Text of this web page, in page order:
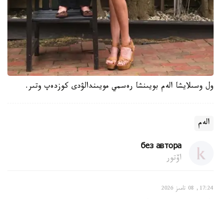
ول وسىلايشا الەم بويىنشا رەسمي مويىندالۋدى كوزدەپ وتىر.
الەم
без автора
اۆتور
17:24, 08 تامىز 2026